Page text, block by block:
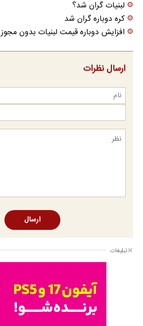
لبنیات گران شد؟
کره دوباره گران شد
افزایش دوباره قیمت لبنیات بدون مجوز
ارسال نظرات
ارسال
تبلیغات